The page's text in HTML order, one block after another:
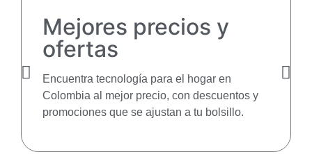
Mejores precios y
ofertas
Encuentra tecnología para el hogar en
Colombia al mejor precio, con descuentos y
promociones que se ajustan a tu bolsillo.